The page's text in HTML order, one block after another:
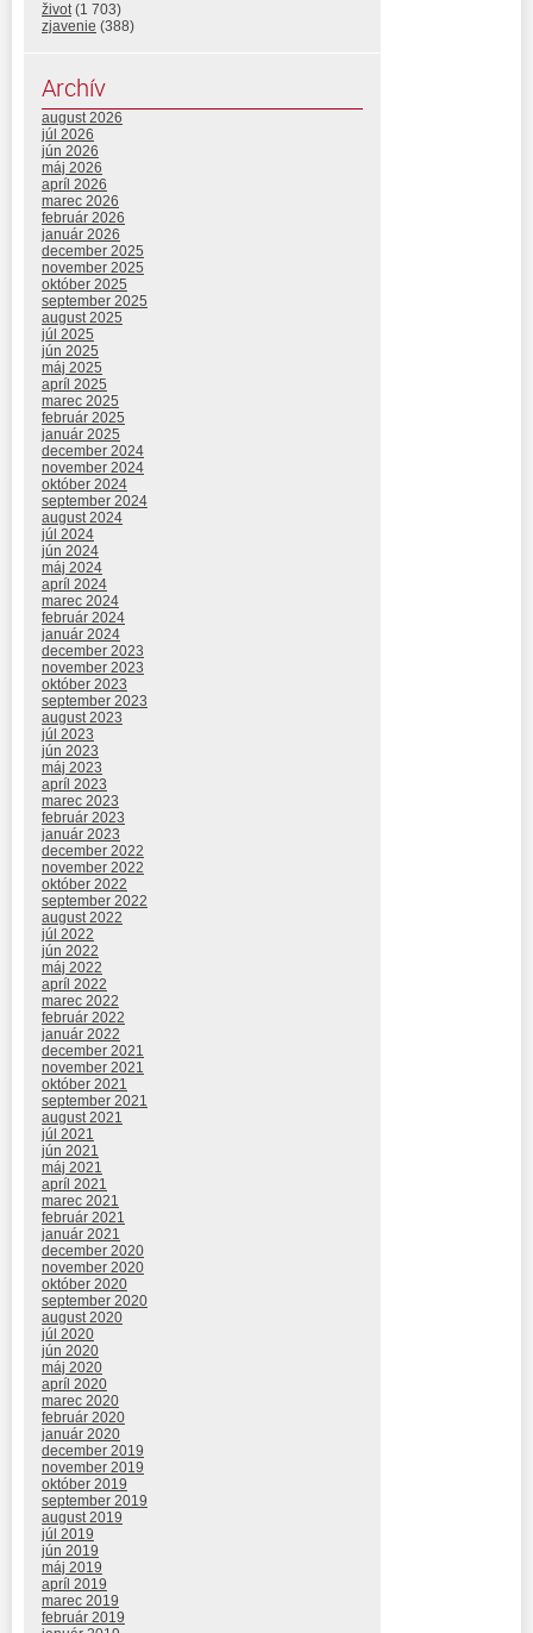
život(1 703)
zjavenie (388)
Archív
august 2026
júl 2026
jún 2026
máj 2026
apríl 2026
marec 2026
február 2026
január 2026
december 2025
november 2025
október 2025
september 2025
august 2025
júl 2025
jún 2025
máj 2025
apríl 2025
marec 2025
február 2025
január 2025
december 2024
november 2024
október 2024
september 2024
august 2024
júl 2024
jún 2024
máj 2024
apríl 2024
marec 2024
február 2024
január 2024
december 2023
november 2023
október 2023
september 2023
august 2023
júl 2023
jún 2023
máj 2023
apríl 2023
marec 2023
február 2023
január 2023
december 2022
november 2022
október 2022
september 2022
august 2022
júl 2022
jún 2022
máj 2022
apríl 2022
marec 2022
február 2022
január 2022
december 2021
november 2021
október 2021
september 2021
august 2021
júl 2021
jún 2021
máj 2021
apríl 2021
marec 2021
február 2021
január 2021
december 2020
november 2020
október 2020
september 2020
august 2020
júl 2020
jún 2020
máj 2020
apríl 2020
marec 2020
február 2020
január 2020
december 2019
november 2019
október 2019
september 2019
august 2019
júl 2019
jún 2019
máj 2019
apríl 2019
marec 2019
február 2019